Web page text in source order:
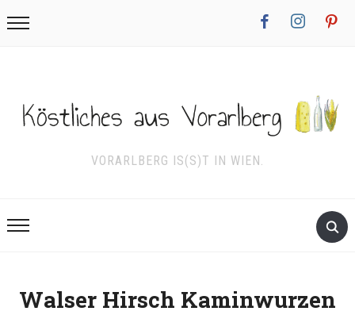
facebook instagrampinterest
VORARLBERG IS(S)T IN WIEN.
Walser Hirsch Kaminwurzen